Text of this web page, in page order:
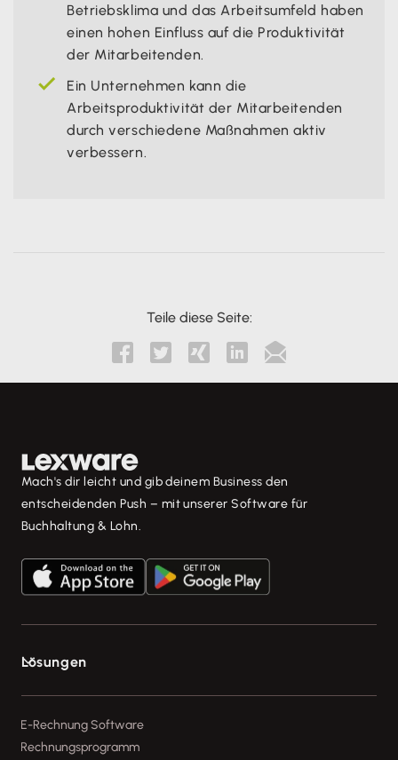
Betriebsklima und das Arbeitsumfeld haben
einen hohen Einfluss auf die Produktivität
der Mitarbeitenden.
Ein Unternehmen kann die
Arbeitsproduktivität der Mitarbeitenden
durch verschiedene Maßnahmen aktiv
verbessern.
Teile diese Seite:
    
Mach's dir leicht und gib deinem Business den
entscheidenden Push – mit unserer Software für
Buchhaltung & Lohn.
Lösungen

E-Rechnung Software
Rechnungsprogramm